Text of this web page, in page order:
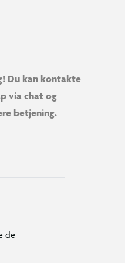
Du kan kontakte
via chat og
betjening.
de